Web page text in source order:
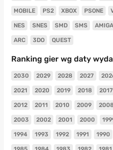
MOBILE PS2 XBOX PSONE
NES SNES SMD SMS AMIGA
ARC 3DO QUEST
Ranking gier wg daty
2030 2029 2028 2027
2021 2020 2019 2018 2017
2012 2011 2010 2009
2003 2002 2001 2000
1994 1993 1992 1991 1990